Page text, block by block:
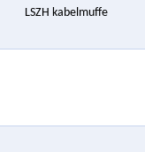
LSZH kabelmuffe